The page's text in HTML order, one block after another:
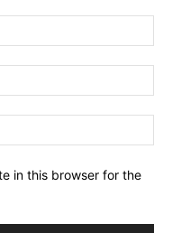
in this browser for the